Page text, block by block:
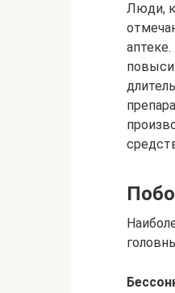
Люди,